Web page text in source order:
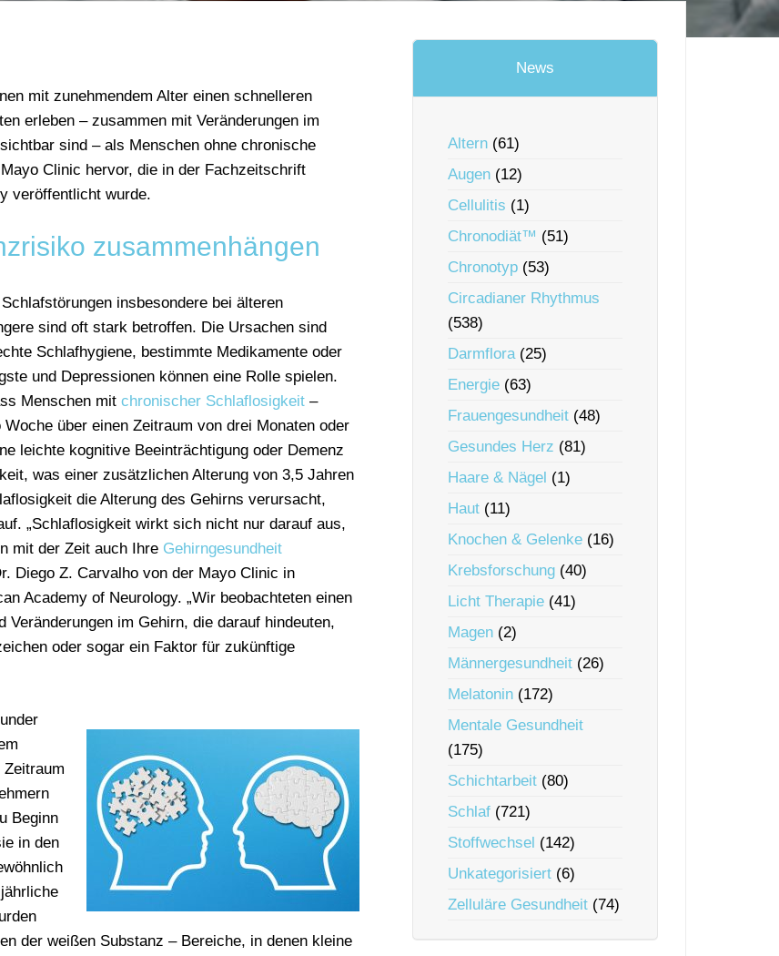
mit zunehmendem Alter einen schnelleren
erleben – zusammen mit Veränderungen im
sind – als Menschen ohne chronische
Clinic hervor, die in der Fachzeitschrift
veröffentlicht wurde.
zusammenhängen
insbesondere bei älteren
sind oft stark betroffen. Die Ursachen sind
Schlafhygiene, bestimmte Medikamente oder
und Depressionen können eine Rolle spielen.
Menschen mit chronischer Schlaflosigkeit –
über einen Zeitraum von drei Monaten oder
leichte kognitive Beeinträchtigung oder Demenz
was einer zusätzlichen Alterung von 3,5 Jahren
die Alterung des Gehirns verursacht,
„Schlaflosigkeit wirkt sich nicht nur darauf aus,
mit der Zeit auch Ihre Gehirngesundheit
Diego Z. Carvalho von der Mayo Clinic in
Academy of Neurology. „Wir beobachteten einen
im Gehirn, die darauf hindeuten,
oder sogar ein Faktor für zukünftige
Beginn
in den
der weißen Substanz – Bereiche, in denen kleine
News
Altern (61)
Augen (12)
Cellulitis (1)
Chronodiät™ (51)
Chronotyp (53)
Circadianer Rhythmus
(538)
Darmflora(25)
Energie (63)
Frauengesundheit (48)
Gesundes Herz (81)
Haare & Nägel (1)
Haut (11)
Knochen & Gelenke (16)
Krebsforschung (40)
Licht Therapie (41)
Magen (2)
Männergesundheit (26)
Melatonin (172)
Mentale Gesundheit
(175)
Schichtarbeit (80)
Schlaf (721)
Stoffwechsel (142)
Unkategorisiert (6)
Zelluläre Gesundheit (74)